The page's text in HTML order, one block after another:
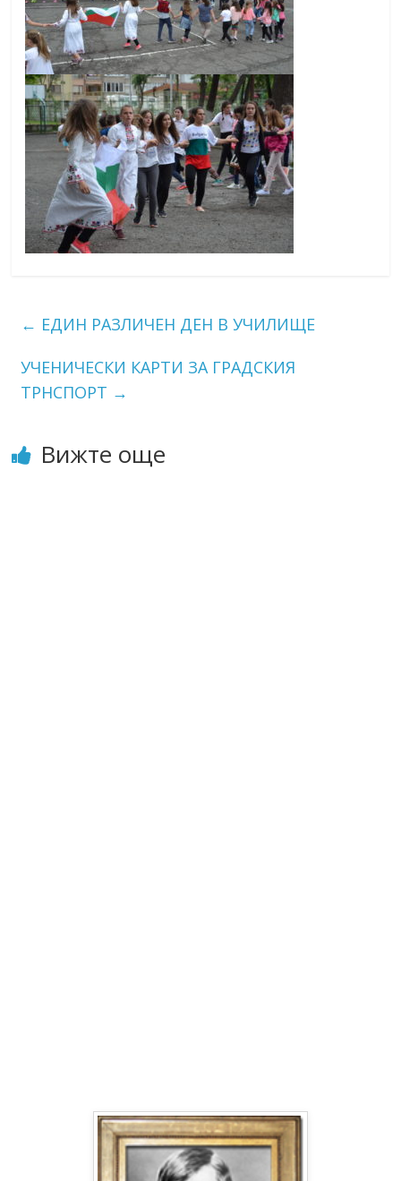
← ЕДИН РАЗЛИЧЕН ДЕН В УЧИЛИЩЕ
УЧЕНИЧЕСКИ КАРТИ ЗА ГРАДСКИЯ
ТРНСПОРТ →
Вижте още